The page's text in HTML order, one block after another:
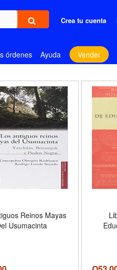
Crea tu cuenta
órdenes Ayuda Vender
Reinos Mayas
Usumacinta